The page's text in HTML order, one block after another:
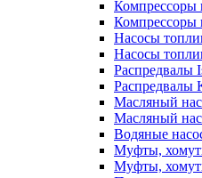
Компрессоры
Компрессоры
Насосы
Насосы
Распредвалы
Распредвалы
Масляный
Масляный
Водяные
Муфты,
Муфты,